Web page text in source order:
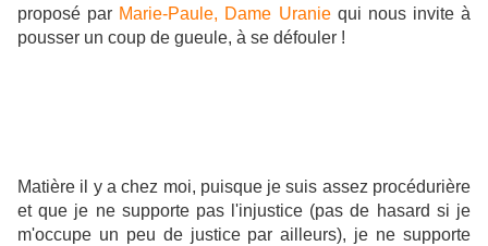
proposé par Marie-Paule, Dame Uraniequi nous invite à
pousser un coup de gueule, à se défouler !
Matière il y a chez moi, puisque je suis assez procédurière
et que je ne supporte pas l'injustice (pas de hasard si je
m'occupe un peu de justice par ailleurs), je ne supporte